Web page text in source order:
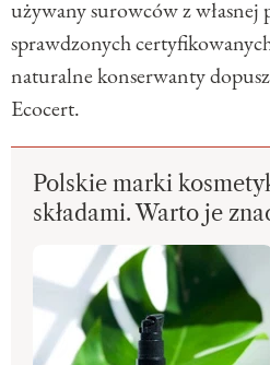
używany surowców z
sprawdzonych
naturalne konserwanty
Ecocert.
Polskie marki
składami. Warto je